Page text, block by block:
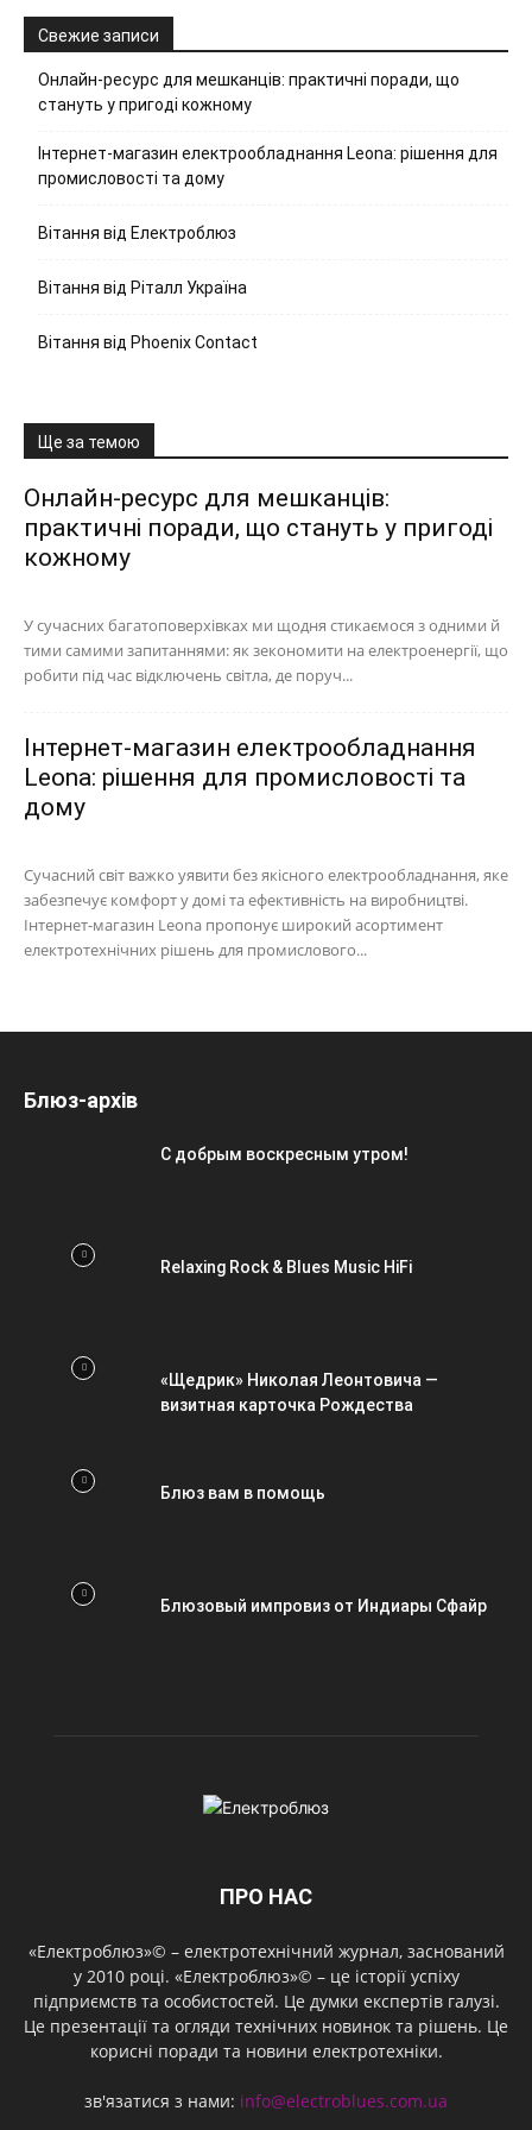
Свежие записи
Онлайн-ресурс для мешканців: практичні поради, що
стануть у пригоді кожному
Інтернет-магазин електрообладнання Leona: рішення для
промисловості та дому
Вітання від Електроблюз
Вітання від Ріталл Україна
Вітання від Phoenix Contact
Ще за темою
Онлайн-ресурс для мешканців:
практичні поради, що стануть у пригоді
кожному
У сучасних багатоповерхівках ми щодня стикаємося з одними й
тими самими запитаннями: як зекономити на електроенергії, що
робити під час відключень світла, де поруч...
Інтернет-магазин електрообладнання
Leona: рішення для промисловості та
дому
Сучасний світ важко уявити без якісного електрообладнання, яке
забезпечує комфорт у домі та ефективність на виробництві.
Інтернет-магазин Leona пропонує широкий асортимент
електротехнічних рішень для промислового...
Блюз-архів
С добрым воскресным утром!
Relaxing Rock & Blues Music HiFi
«Щедрик» Николая Леонтовича —
визитная карточка Рождества
Блюз вам в помощь
Блюзовый импровиз от Индиары Сфайр
ПРО НАС
«Електроблюз»© – електротехнічний журнал, заснований
у 2010 році. «Електроблюз»© – це історії успіху
підприємств та особистостей. Це думки експертів галузі.
Це презентації та огляди технічних новинок та рішень. Це
корисні поради та новини електротехніки.
зв'язатися з нами: info@electroblues.com.ua